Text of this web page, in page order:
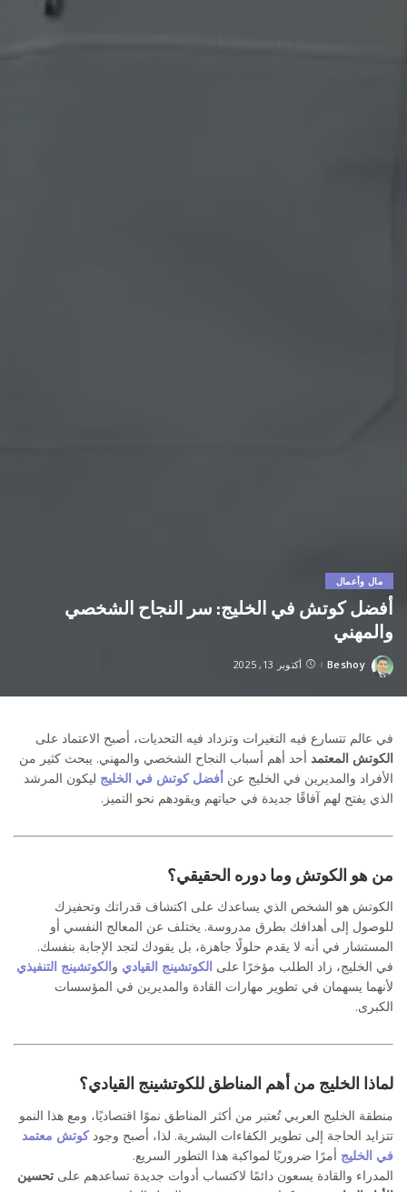
مال وأعمال
أفضل كوتش في الخليج: سر النجاح الشخصي
والمهني
Posted
Beshoy أكتوبر 13, 2025
في عالم تتسارع فيه التغيرات وتزداد فيه التحديات، أصبح الاعتماد على
الكوتش المعتمد أحد أهم أسباب النجاح الشخصي والمهني. يبحث كثير من
الأفراد والمديرين في الخليج عن أفضل كوتش في الخليج ليكون المرشد
الذي يفتح لهم آفاقًا جديدة في حياتهم ويقودهم نحو التميز.
من هو الكوتش وما دوره الحقيقي؟
الكوتش هو الشخص الذي يساعدك على اكتشاف قدراتك وتحفيزك
للوصول إلى أهدافك بطرق مدروسة. يختلف عن المعالج النفسي أو
المستشار في أنه لا يقدم حلولًا جاهزة، بل يقودك لتجد الإجابة بنفسك.
في الخليج، زاد الطلب مؤخرًا على الكوتشينج القيادي والكوتشينج التنفيذي
لأنهما يسهمان في تطوير مهارات القادة والمديرين في المؤسسات
الكبرى.
لماذا الخليج من أهم المناطق للكوتشينج القيادي؟
منطقة الخليج العربي تُعتبر من أكثر المناطق نموًا اقتصاديًا، ومع هذا النمو
تتزايد الحاجة إلى تطوير الكفاءات البشرية. لذا، أصبح وجودكوتش معتمد
في الخليج أمرًا ضروريًا لمواكبة هذا التطور السريع.
المدراء والقادة يسعون دائمًا لاكتساب أدوات جديدة تساعدهم على تحسين